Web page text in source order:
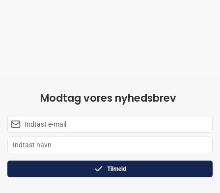
Modtag vores nyhedsbrev
Tilmeld